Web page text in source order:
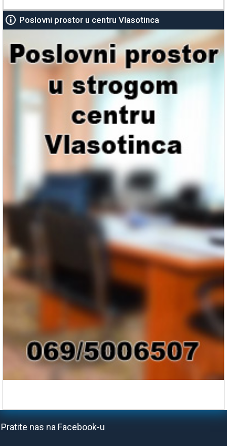
Poslovni prostor u centru Vlasotinca
Pratite nas na Facebook-u